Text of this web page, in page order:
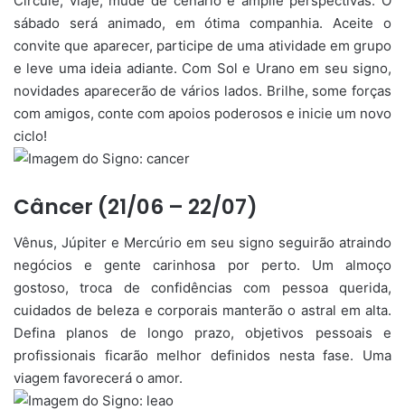
sábado será animado, em ótima companhia. Aceite o
convite que aparecer, participe de uma atividade em grupo
e leve uma ideia adiante. Com Sol e Urano em seu signo,
novidades aparecerão de vários lados. Brilhe, some forças
com amigos, conte com apoios poderosos e inicie um novo
ciclo!
Câncer (21/06 – 22/07)
Vênus, Júpiter e Mercúrio em seu signo seguirão atraindo
negócios e gente carinhosa por perto. Um almoço
gostoso, troca de confidências com pessoa querida,
cuidados de beleza e corporais manterão o astral em alta.
Defina planos de longo prazo, objetivos pessoais e
profissionais ficarão melhor definidos nesta fase. Uma
viagem favorecerá o amor.